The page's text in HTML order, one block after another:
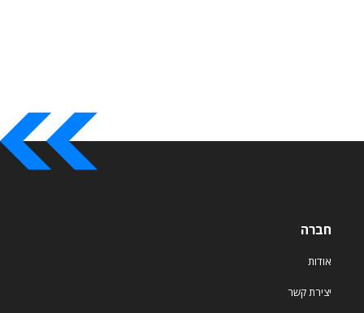
חברה
אודות
יצירת קשר